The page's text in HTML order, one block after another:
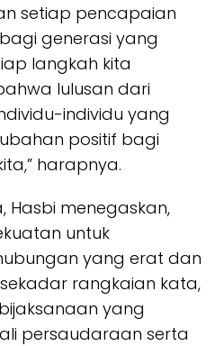
setiap pencapaian
generasi yang
langkah kita
lulusan dari
individu yang
positif bagi
harapnya.
Hasbi menegaskan,
untuk
yang erat dan
rangkaian kata,
yang
persaudaraan serta